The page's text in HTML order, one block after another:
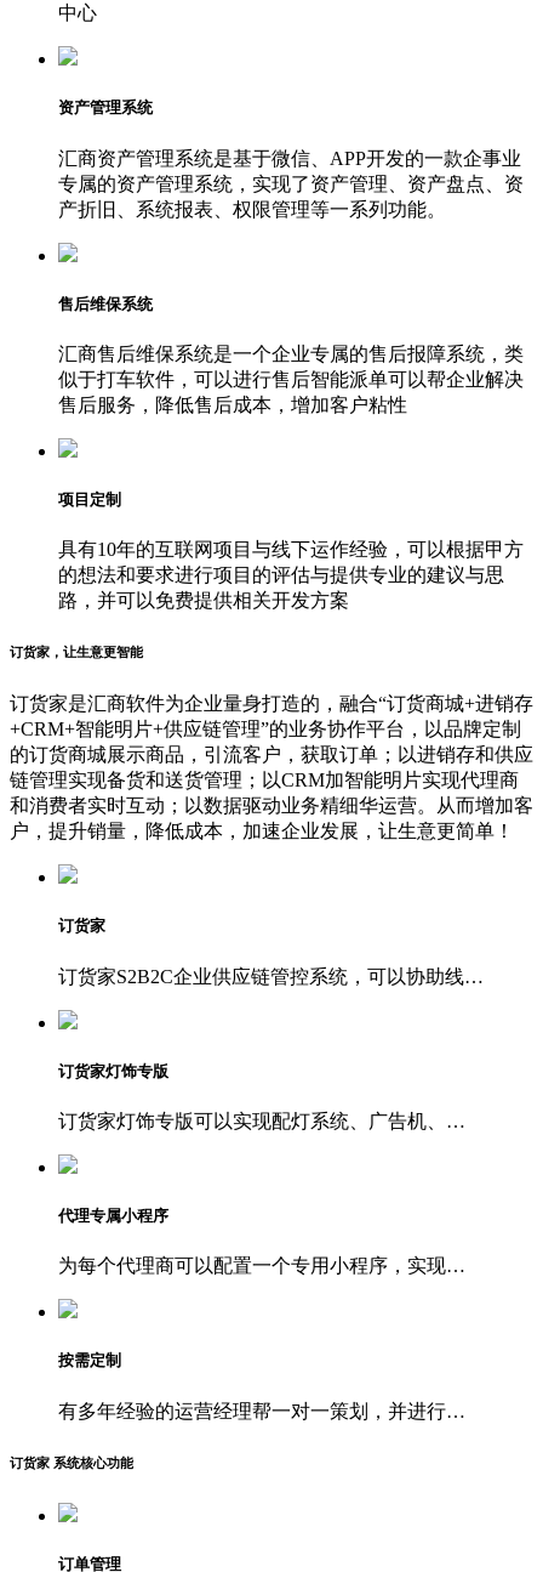
中心
资产管理系统
汇商资产管理系统是基于微信、APP开发的一款企事业
专属的资产管理系统，实现了资产管理、资产盘点、资
产折旧、系统报表、权限管理等一系列功能。
售后维保系统
汇商售后维保系统是一个企业专属的售后报障系统，类
似于打车软件，可以进行售后智能派单可以帮企业解决
售后服务，降低售后成本，增加客户粘性
项目定制
具有10年的互联网项目与线下运作经验，可以根据甲方
的想法和要求进行项目的评估与提供专业的建议与思
路，并可以免费提供相关开发方案
订货家，让生意更智能
订货家是汇商软件为企业量身打造的，融合“订货商城+进销存
+CRM+智能明片+供应链管理”的业务协作平台，以品牌定制
的订货商城展示商品，引流客户，获取订单；以进销存和供应
链管理实现备货和送货管理；以CRM加智能明片实现代理商
和消费者实时互动；以数据驱动业务精细华运营。从而增加客
户，提升销量，降低成本，加速企业发展，让生意更简单！
订货家
订货家S2B2C企业供应链管控系统，可以协助线…
订货家灯饰专版
订货家灯饰专版可以实现配灯系统、广告机、…
代理专属小程序
为每个代理商可以配置一个专用小程序，实现…
按需定制
有多年经验的运营经理帮一对一策划，并进行…
订货家 系统核心功能
订单管理